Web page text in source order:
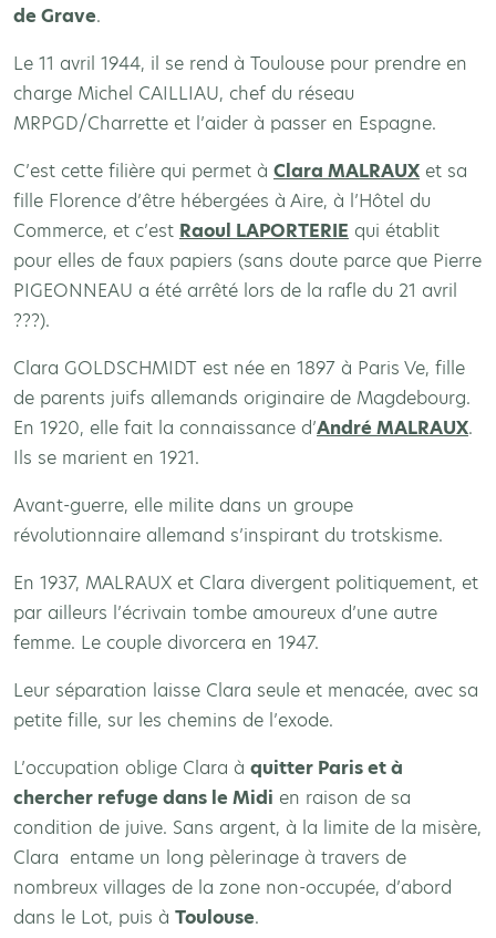
de Grave.
Le 11 avril 1944, il se rend à Toulouse pour prendre en
charge Michel CAILLIAU, chef du réseau
MRPGD/Charrette et l’aider à passer en Espagne.
C’est cette filière qui permet à Clara MALRAUX et sa
fille Florence d’être hébergées à Aire, à l’Hôtel du
Commerce, et c’est Raoul LAPORTERIE qui établit
pour elles de faux papiers (sans doute parce que Pierre
PIGEONNEAU a été arrêté lors de la rafle du 21 avril
???).
Clara GOLDSCHMIDT est née en 1897 à Paris Ve, fille
de parents juifs allemands originaire de Magdebourg.
En 1920, elle fait la connaissance d’André MALRAUX.
Ils se marient en 1921.
Avant-guerre, elle milite dans un groupe
révolutionnaire allemand s’inspirant du trotskisme.
En 1937, MALRAUX et Clara divergent politiquement, et
par ailleurs l’écrivain tombe amoureux d’une autre
femme. Le couple divorcera en 1947.
Leur séparation laisse Clara seule et menacée, avec sa
petite fille, sur les chemins de l’exode.
L’occupation oblige Clara à quitter Paris et à
chercher refuge dans le Midi en raison de sa
condition de juive. Sans argent, à la limite de la misère,
Clara entame un long pèlerinage à travers de
nombreux villages de la zone non-occupée, d’abord
dans le Lot, puis à Toulouse.